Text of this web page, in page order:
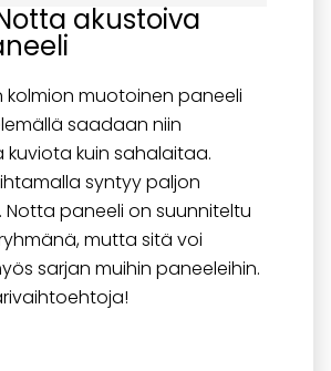
akustoiva
kolmion muotoinen paneeli
saadaan niin
kuviota kuin sahalaitaa.
syntyy paljon
paneeli on suunniteltu
mutta sitä voi
sarjan muihin paneeleihin.